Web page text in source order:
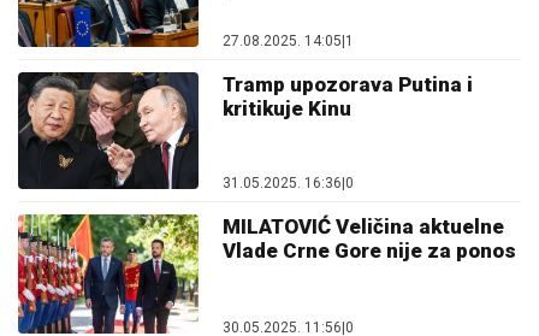
27.08.2025. 14:05 1
Tramp upozorava Putina i
kritikuje Kinu
31.05.2025. 16:36 0
MILATOVIĆ Veličina aktuelne
Vlade Crne Gore nije za ponos
30.05.2025. 11:56|0